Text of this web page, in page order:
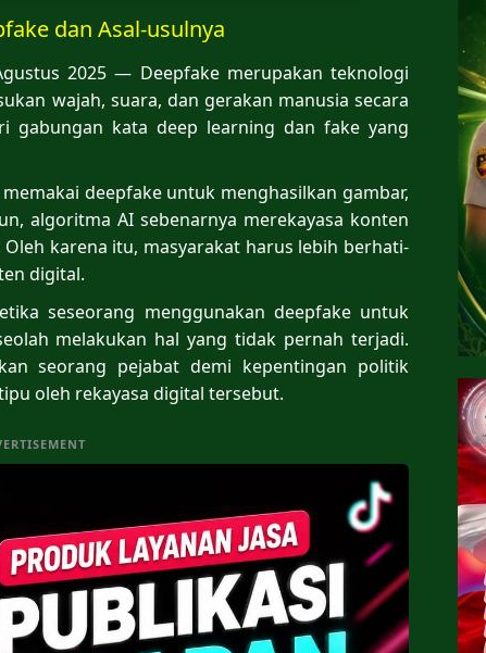
dan Asal-usulnya
2025 — Deepfake merupakan teknologi
wajah, suara, dan gerakan manusia secara
gabungan kata deep learning dan fake yang
deepfake untuk menghasilkan gambar,
algoritma AI sebenarnya merekayasa konten
karena itu, masyarakat harus lebih berhati-
digital.
seseorang menggunakan deepfake untuk
melakukan hal yang tidak pernah terjadi.
seorang pejabat demi kepentingan politik
oleh rekayasa digital tersebut.